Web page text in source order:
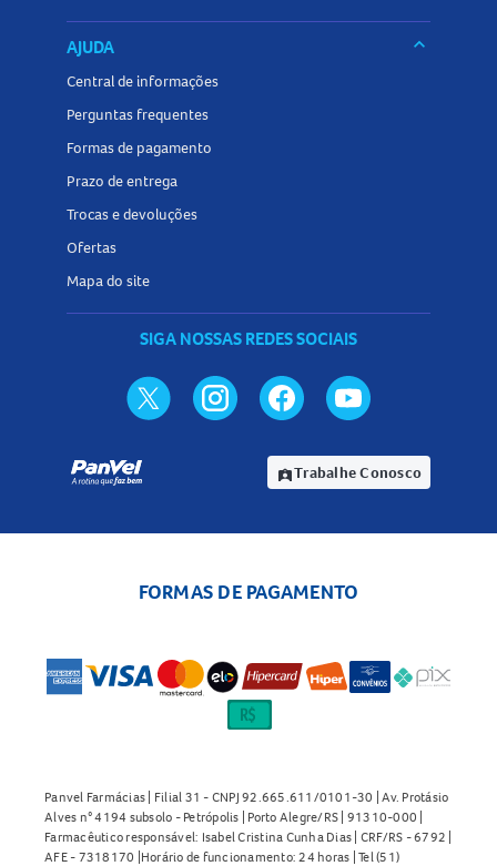
AJUDA keyboard_arrow_down
Central de informações
Perguntas frequentes
Formas de pagamento
Prazo de entrega
Trocas e devoluções
Ofertas
Mapa do site
SIGA NOSSAS REDES SOCIAIS
assignment_indTrabalhe Conosco
FORMAS DE PAGAMENTO
Panvel Farmácias | Filial 31 - CNPJ 92.665.611/0101-30 | Av. Protásio
Alves n° 4194 subsolo - Petrópolis | Porto Alegre/RS | 91310-000 |
Farmacêutico responsável: Isabel Cristina Cunha Dias | CRF/RS - 6792 |
AFE - 7318170 |Horário de funcionamento: 24 horas | Tel (51)